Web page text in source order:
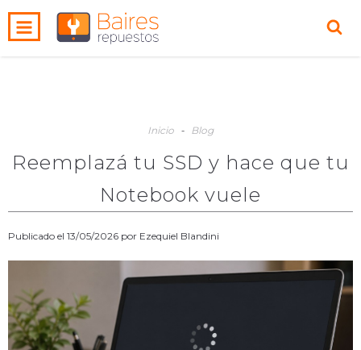
INICIO PRODUCTOS 0
Inicio - Blog
Reemplazá tu SSD y hace que tu
Notebook vuele
Publicado el 13/05/2026 por Ezequiel Blandini